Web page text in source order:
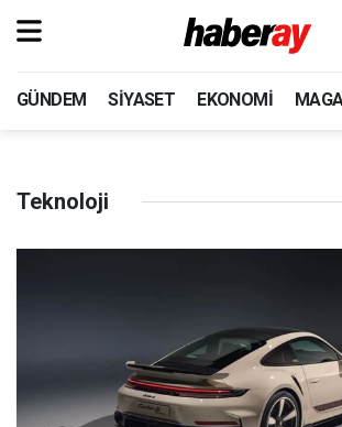
GÜNDEM SIYASET EKONOMI
Teknoloji